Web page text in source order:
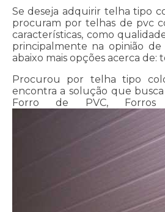
Se deseja adquirir telha tipo
procuram por telhas de pvc
características, como
principalmente na opinião
abaixo mais opções acerca de:
Procurou por telha tipo
encontra a solução que
Forro de PVC,